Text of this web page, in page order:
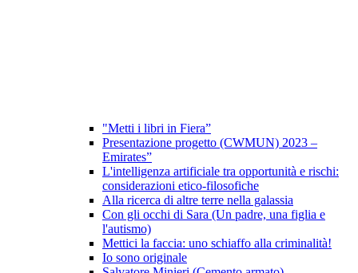
"Metti i libri in Fiera”
Presentazione progetto (CWMUN) 2023 –
Emirates”
L'intelligenza artificiale tra opportunità e rischi:
considerazioni etico-filosofiche
Alla ricerca di altre terre nella galassia
Con gli occhi di Sara (Un padre, una figlia e
l'autismo)
Mettici la faccia: uno schiaffo alla criminalità!
Io sono originale